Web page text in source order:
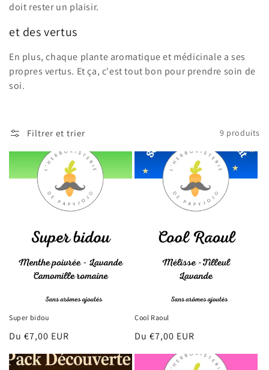
e
c
t
i
n
:
doit rester un plaisir.
et des vertus
En plus, chaque plante aromatique et médicinale a ses
propres vertus. Et ça, c'est tout bon pour prendre soin de
soi.
Filtrer et trier 9 produits
Super bidou
Prix
Du €7,00 EUR
Cool Raoul
Prix
Du €7,00 EUR